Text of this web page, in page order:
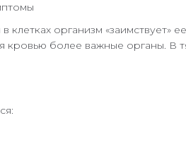
организм «заимствует»
более важные органы. В